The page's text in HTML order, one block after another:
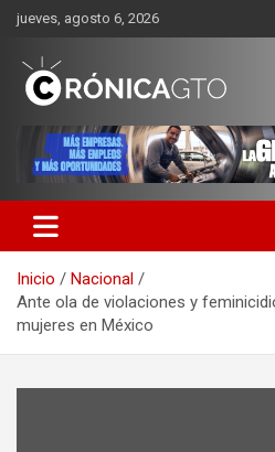
Saltar
contenido
jueves, agosto 6, 2026
CRONICA
Inicio
Nacional
Ante ola de violaciones y
mujeres en México